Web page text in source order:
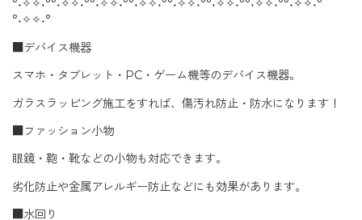
°˖✧✧˖°°˖✧✧˖°°˖✧✧˖°°˖✧✧˖°°˖✧✧˖°°˖✧✧˖°°˖✧✧˖°°˖✧✧˖°
°˖✧✧˖°
■デバイス機器
スマホ・タブレット・ PC・ゲーム機等のデバイス機器。
ガラスラッピング施工をすれば、傷汚れ防止・防水になります！
■ファッション小物
眼鏡・鞄・靴などの小物も対応できます。
劣化防止や金属アレルギー防止などにも効果があります。
■水回り